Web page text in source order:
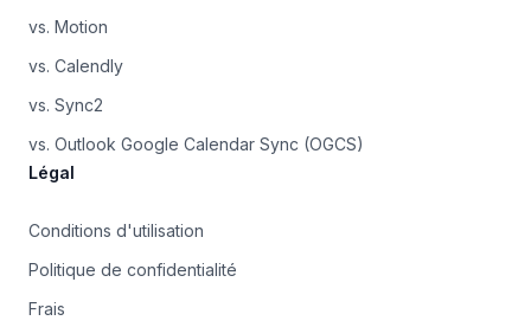
vs. Motion
vs. Calendly
vs. Sync2
vs. Outlook Google Calendar Sync (OGCS)
Légal
Conditions d'utilisation
Politique de confidentialité
Frais